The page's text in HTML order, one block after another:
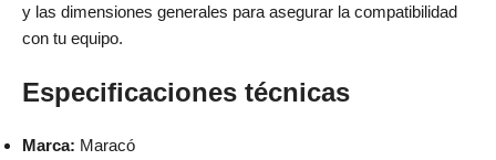
y las dimensiones generales para asegurar la compatibilidad
con tu equipo.
Especificaciones técnicas
Marca: Maracó